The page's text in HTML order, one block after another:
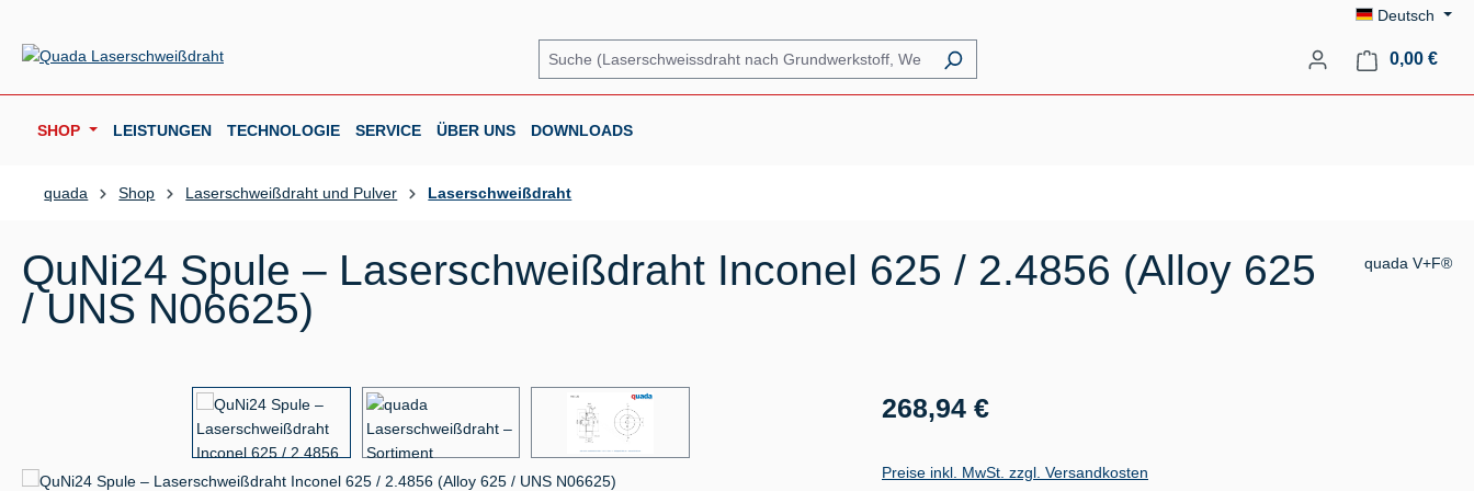
Deutsch
0,00 €
SHOP LEISTUNGEN TECHNOLOGIE SERVICE ÜBER UNS DOWNLOADS
quada Shop Laserschweißdraht und Pulver Laserschweißdraht
QuNi24 Spule – Laserschweißdraht Inconel 625 / 2.4856 (Alloy 625
/ UNS N06625)
quada V+F®
Bildergalerie überspringen Regulärer Preis:
268,94 €
Preise inkl. MwSt. zzgl. Versandkosten